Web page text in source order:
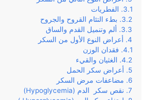
الفطريات
بطء التئام القروح والجروح
ألم وتنميل القدم والساق
أعراض النوع الأول من السكر
فقدان الوزن
الغثيان والقيء
أعراض سكر الحمل
مضاعفات مرض السكر
نقص سكر الدم (Hypoglycemia)